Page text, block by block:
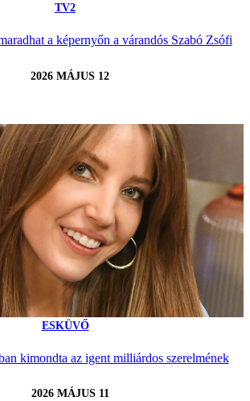
TV2
a képernyőn a várandós Szabó Zsófi
2026 MÁJUS 12
ESKÜVŐ
kimondta az igent milliárdos szerelmének
2026 MÁJUS 11